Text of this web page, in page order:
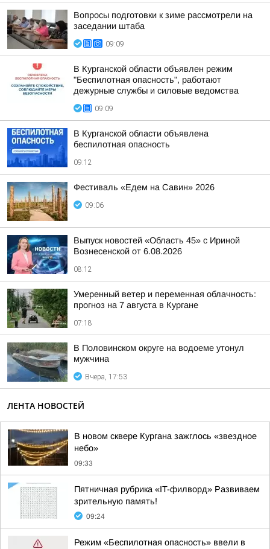
Вопросы подготовки к зиме рассмотрели на
заседании штаба
09:09
В Курганской области объявлен режим
"Беспилотная опасность", работают
дежурные службы и силовые ведомства
09:09
В Курганской области объявлена
беспилотная опасность
09:12
Фестиваль «Едем на Савин» 2026
09:06
Выпуск новостей «Область 45» с Ириной
Вознесенской от 6.08.2026
08:12
Умеренный ветер и переменная облачность:
прогноз на 7 августа в Кургане
07:18
В Половинском округе на водоеме утонул
мужчина
Вчера, 17:53
ЛЕНТА НОВОСТЕЙ
В новом сквере Кургана зажглось «звездное
небо»
09:33
Пятничная рубрика «IT-филворд» Развиваем
зрительную память!
09:24
Режим «Беспилотная опасность» ввели в